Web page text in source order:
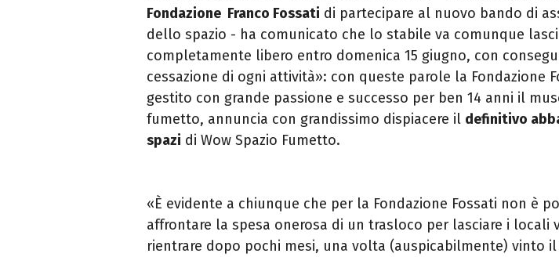
Fondazione Franco Fossati di partecipare al nuovo bando di
dello spazio - ha comunicato che lo stabile va comunque
completamente libero entro domenica 15 giugno, con
cessazione di ogni attività»: con queste parole la Fondazione
gestito con grande passione e successo per ben 14 anni il
fumetto, annuncia con grandissimo dispiacere il definitivo
spazi di Wow Spazio Fumetto.
«È evidente a chiunque che per la Fondazione Fossati non è
affrontare la spesa onerosa di un trasloco per lasciare i locali
rientrare dopo pochi mesi, una volta (auspicabilmente) vinto